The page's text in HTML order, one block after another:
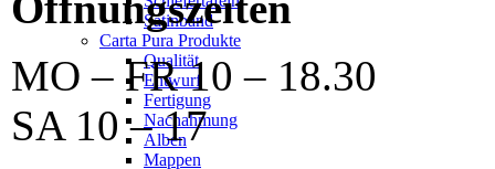
Satinband
Carta Pura Produkte
Qualität
Entwurf
Fertigung
Nachahmung
Alben
Mappen
MO – FR 10 – 18.30
SA 10 – 17